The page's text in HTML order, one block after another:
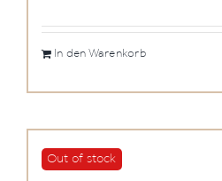
In den Warenkorb
Out of stock